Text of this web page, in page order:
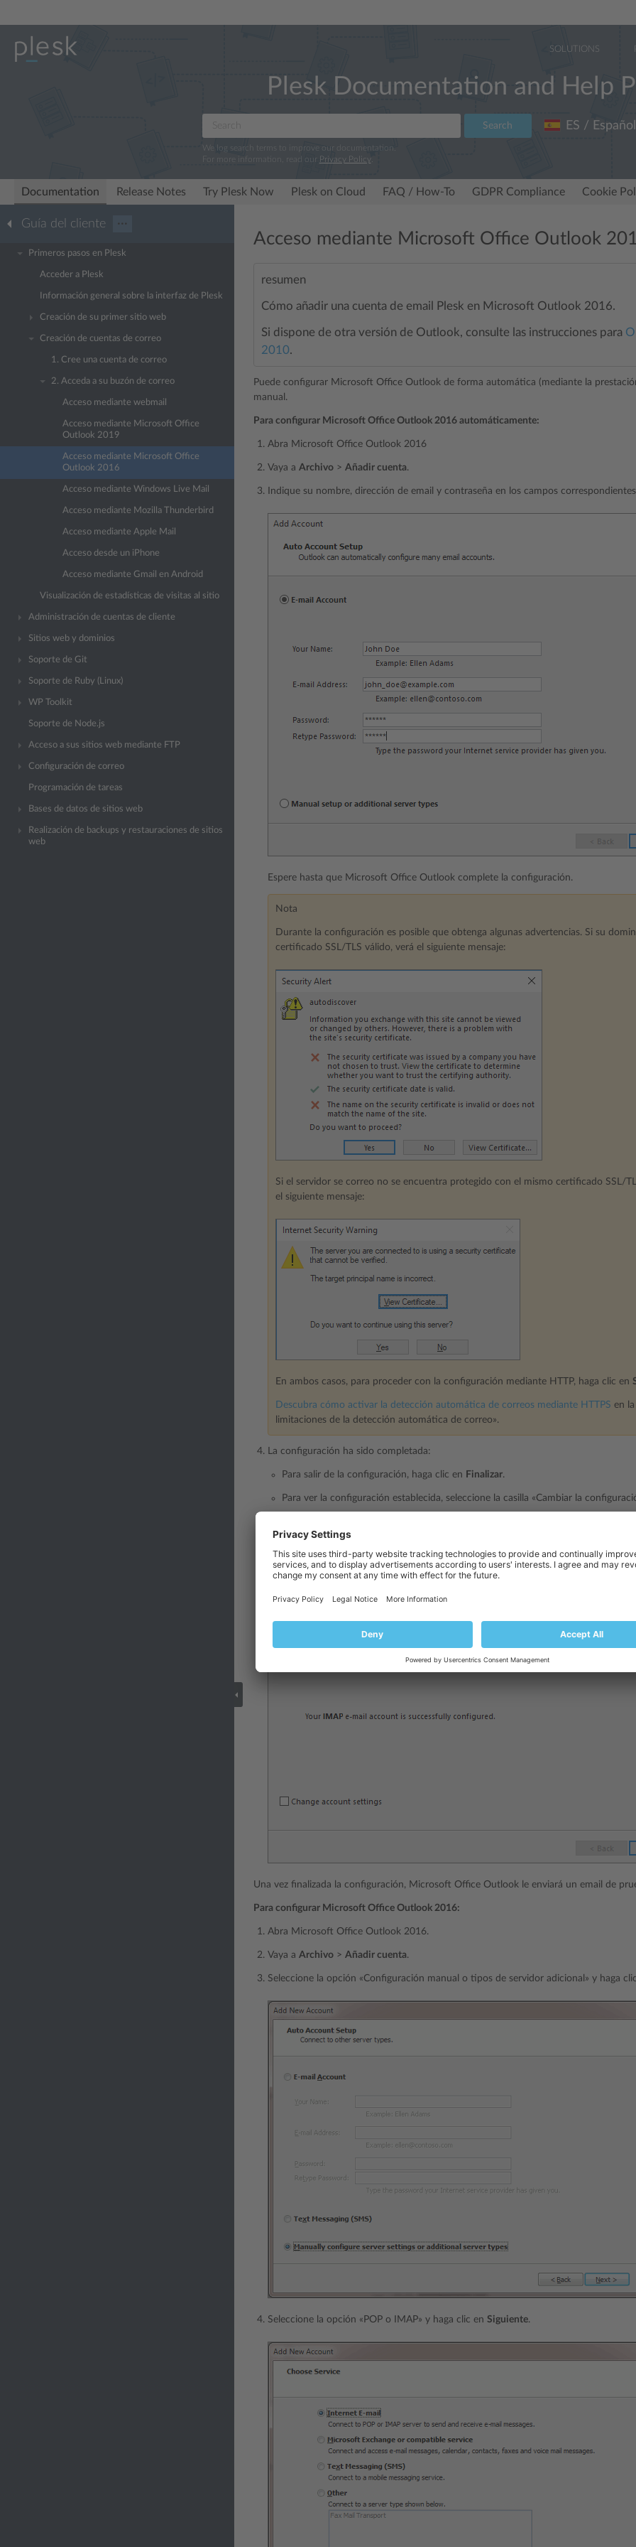
SOLUTIONS
Plesk Documentation and Help
Search
We log search terms to improve our documentation.
For more information, read our Privacy Policy.
ES / Español
Documentation Release Notes Try Plesk Now Plesk on Cloud FAQ / How-To GDPR Compliance Cookie
Guía del cliente ···
Primeros pasos en Plesk
Acceder a Plesk
Información general sobre la interfaz de Plesk
Creación de su primer sitio web
Creación de cuentas de correo
1. Cree una cuenta de correo
2. Acceda a su buzón de correo
Acceso mediante webmail
Acceso mediante Microsoft Office
Outlook 2019
Acceso mediante Microsoft Office
Outlook 2016
Acceso mediante Windows Live Mail
Acceso mediante Mozilla Thunderbird
Acceso mediante Apple Mail
Acceso desde un iPhone
Acceso mediante Gmail en Android
Visualización de estadísticas de visitas al sitio
Administración de cuentas de cliente
Sitios web y dominios
Soporte de Git
Soporte de Ruby (Linux)
WP Toolkit
Soporte de Node.js
Acceso a sus sitios web mediante FTP
Configuración de correo
Programación de tareas
Bases de datos de sitios web
Realización de backups y restauraciones de sitios
web
Acceso mediante Microsoft Office Outlook
resumen
Cómo añadir una cuenta de email Plesk en Microsoft Outlook 2016.
Si dispone de otra versión de Outlook, consulte las instrucciones para
2010.
Puede configurar Microsoft Office Outlook de forma automática (mediante la
manual.
Para configurar Microsoft Office Outlook 2016 automáticamente:
Abra Microsoft Office Outlook 2016
Vaya a Archivo > Añadir cuenta.
Indique su nombre, dirección de email y contraseña en los campos
Espere hasta que Microsoft Office Outlook complete la configuración.
Nota
Durante la configuración es posible que obtenga algunas advertencias. Si su
certificado SSL/TLS válido, verá el siguiente mensaje:
Si el servidor se correo no se encuentra protegido con el mismo certificado SSL/
el siguiente mensaje:
En ambos casos, para proceder con la configuración mediante HTTP, haga clic en
Descubra cómo activar la detección automática de correos mediante HTTPS en
limitaciones de la detección automática de correo».
La configuración ha sido completada:
Para salir de la configuración, haga clic en Finalizar.
Para ver la configuración establecida, seleccione la casilla «Cambiar la
Una vez finalizada la configuración, Microsoft Office Outlook le enviará un email de
Para configurar Microsoft Office Outlook 2016:
Abra Microsoft Office Outlook 2016.
Vaya a Archivo > Añadir cuenta.
Seleccione la opción «Configuración manual o tipos de servidor adicional» y haga
Seleccione la opción «POP o IMAP» y haga clic en Siguiente.